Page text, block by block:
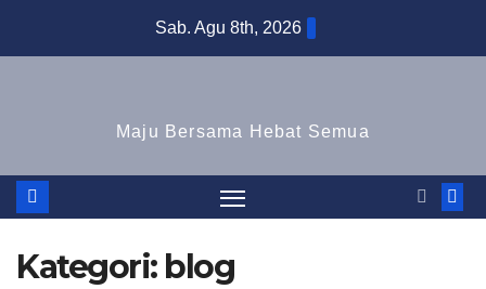
Sab. Agu 8th, 2026
Maju Bersama Hebat Semua
Kategori: blog